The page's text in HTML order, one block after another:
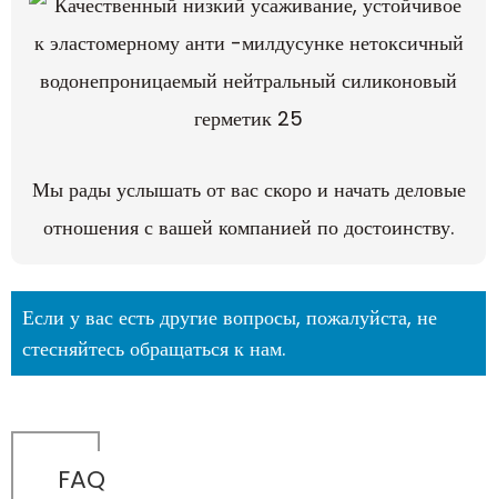
Мы рады услышать от вас скоро и начать деловые
отношения с вашей компанией по достоинству.
Если у вас есть другие вопросы, пожалуйста, не
стесняйтесь обращаться к нам.
FAQ